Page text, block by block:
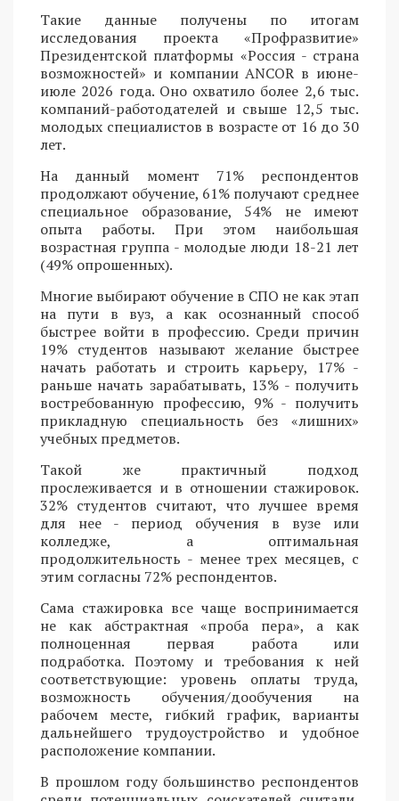
Такие данные получены по итогам
исследования проекта «Профразвитие»
Президентской платформы «Россия - страна
возможностей» и компании ANCOR в июне-
июле 2026 года. Оно охватило более 2,6 тыс.
компаний-работодателей и свыше 12,5 тыс.
молодых специалистов в возрасте от 16 до 30
лет.
На данный момент 71% респондентов
продолжают обучение, 61% получают среднее
специальное образование, 54% не имеют
опыта работы. При этом наибольшая
возрастная группа - молодые люди 18-21 лет
(49% опрошенных).
Многие выбирают обучение в СПО не как этап
на пути в вуз, а как осознанный способ
быстрее войти в профессию. Среди причин
19% студентов называют желание быстрее
начать работать и строить карьеру, 17% -
раньше начать зарабатывать, 13% - получить
востребованную профессию, 9% - получить
прикладную специальность без «лишних»
учебных предметов.
Такой же практичный подход
прослеживается и в отношении стажировок.
32% студентов считают, что лучшее время
для нее - период обучения в вузе или
колледже, а оптимальная
продолжительность - менее трех месяцев, с
этим согласны 72% респондентов.
Сама стажировка все чаще воспринимается
не как абстрактная «проба пера», а как
полноценная первая работа или
подработка. Поэтому и требования к ней
соответствующие: уровень оплаты труда,
возможность обучения/дообучения на
рабочем месте, гибкий график, варианты
дальнейшего трудоустройство и удобное
расположение компании.
В прошлом году большинство респондентов